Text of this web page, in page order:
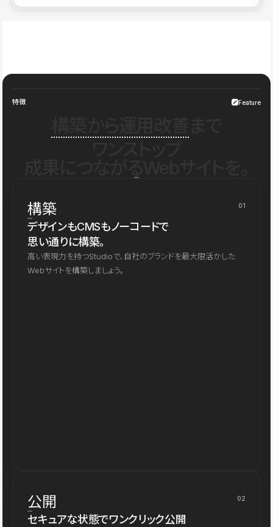
特徴 Feature
構築 01
デザインもCMSもノーコードで
思い通りに構築。
高い表現力を持つStudioで、自社のブランドを最大限活かした
Webサイトを構築しましょう。
公開 02
セキュアな状態でワンクリック公開